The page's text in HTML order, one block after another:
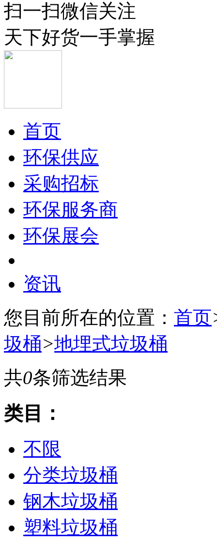
扫一扫微信关注
天下好货一手掌握
首页
环保供应
采购招标
环保服务商
环保展会
资讯
您目前所在的位置： 首页
圾桶>地埋式垃圾桶
共0条筛选结果
类目：
不限
分类垃圾桶
钢木垃圾桶
塑料垃圾桶